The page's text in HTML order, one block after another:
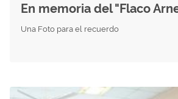
En memoria del "Flaco
Una Foto para el recuerdo